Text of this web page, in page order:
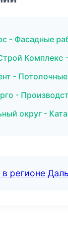
- Фасадные
Комплекс
-
-
округ -
регионе